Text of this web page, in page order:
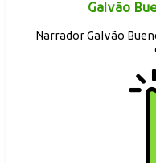
Silvio Santos